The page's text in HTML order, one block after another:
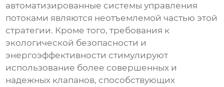
автоматизированные системы управления
потоками являются неотъемлемой частью этой
стратегии. Кроме того, требования к
экологической безопасности и
энергоэффективности стимулируют
использование более совершенных и
надежных клапанов, способствующих